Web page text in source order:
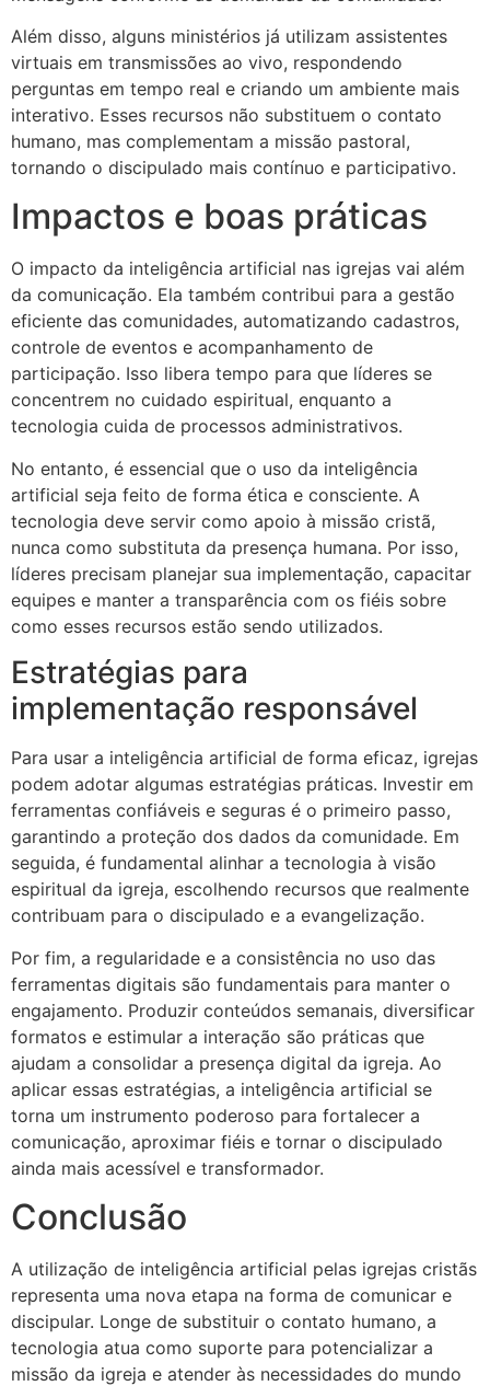
Além disso, alguns ministérios já utilizam assistentes
virtuais em transmissões ao vivo, respondendo
perguntas em tempo real e criando um ambiente mais
interativo. Esses recursos não substituem o contato
humano, mas complementam a missão pastoral,
tornando o discipulado mais contínuo e participativo.
Impactos e boas práticas
O impacto da inteligência artificial nas igrejas vai além
da comunicação. Ela também contribui para a gestão
eficiente das comunidades, automatizando cadastros,
controle de eventos e acompanhamento de
participação. Isso libera tempo para que líderes se
concentrem no cuidado espiritual, enquanto a
tecnologia cuida de processos administrativos.
No entanto, é essencial que o uso da inteligência
artificial seja feito de forma ética e consciente. A
tecnologia deve servir como apoio à missão cristã,
nunca como substituta da presença humana. Por isso,
líderes precisam planejar sua implementação, capacitar
equipes e manter a transparência com os fiéis sobre
como esses recursos estão sendo utilizados.
Estratégias para
implementação responsável
Para usar a inteligência artificial de forma eficaz, igrejas
podem adotar algumas estratégias práticas. Investir em
ferramentas confiáveis e seguras é o primeiro passo,
garantindo a proteção dos dados da comunidade. Em
seguida, é fundamental alinhar a tecnologia à visão
espiritual da igreja, escolhendo recursos que realmente
contribuam para o discipulado e a evangelização.
Por fim, a regularidade e a consistência no uso das
ferramentas digitais são fundamentais para manter o
engajamento. Produzir conteúdos semanais, diversificar
formatos e estimular a interação são práticas que
ajudam a consolidar a presença digital da igreja. Ao
aplicar essas estratégias, a inteligência artificial se
torna um instrumento poderoso para fortalecer a
comunicação, aproximar fiéis e tornar o discipulado
ainda mais acessível e transformador.
Conclusão
A utilização de inteligência artificial pelas igrejas cristãs
representa uma nova etapa na forma de comunicar e
discipular. Longe de substituir o contato humano, a
tecnologia atua como suporte para potencializar a
missão da igreja e atender às necessidades do mundo